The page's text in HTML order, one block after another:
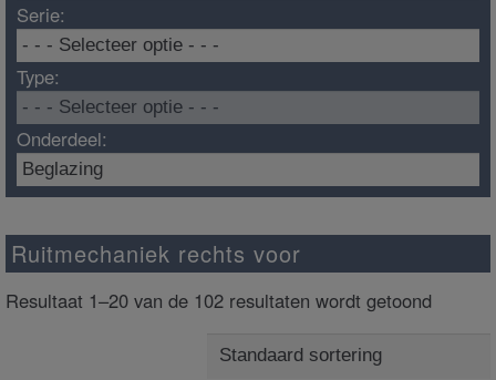
Serie:
Type:
Onderdeel:
Ruitmechaniek rechts voor
Resultaat 1–20 van de 102 resultaten wordt getoond